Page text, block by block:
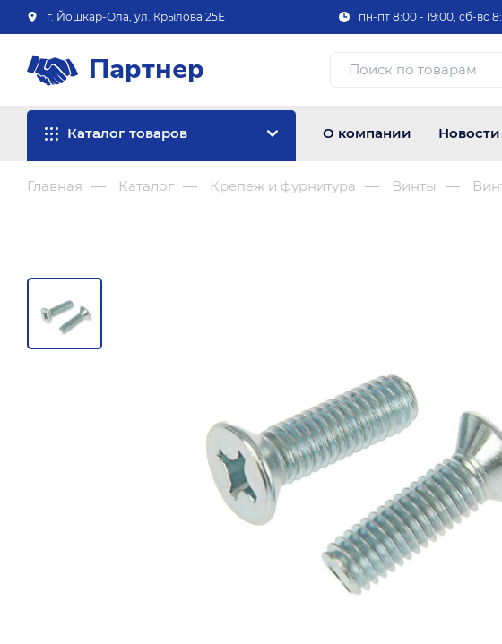
г. Йошкар-Ола, ул. Крылова 25Е пн-пт 8:00 - 19:00, сб-вс
Партнер
Каталог товаров О компании Новости
Главная Каталог Крепеж и фурнитура Винты